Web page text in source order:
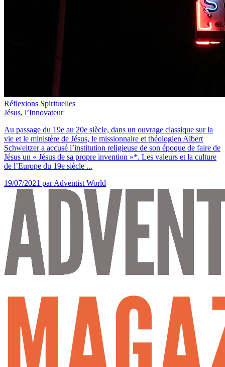
Réflexions Spirituelles
Jésus, l’Innovateur
Au passage du 19e au 20e siècle, dans un ouvrage classique sur la
vie et le ministère de Jésus, le missionnaire et théologien Albert
Schweitzer a accusé l’institution religieuse de son époque de faire de
Jésus un « Jésus de sa propre invention »*. Les valeurs et la culture
de l’Europe du 19e siècle ...
19/07/2021 par Adventist World